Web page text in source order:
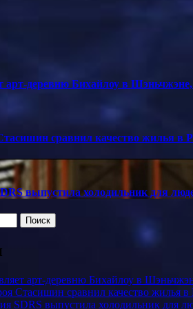
арт-деревню Бихайлоу в
сравнил качество жилья в
выпустила холодильник для
арт-деревню Бихайлоу в
Стасишин сравнил качество жилья
SDRS выпустила холодильник для